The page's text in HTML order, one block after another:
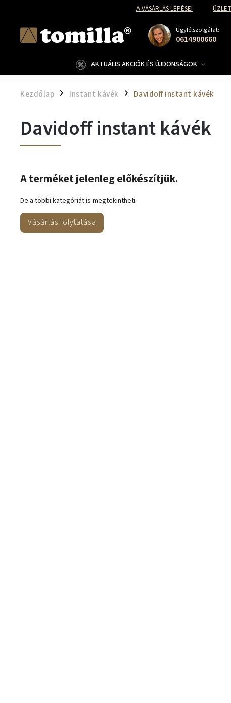
A VÁSÁRLÁS LÉPÉSEI
Ügyfélszolgálat:
0614900660
AKTUÁLIS AKCIÓK ÉS ÚJDONSÁGOK
Kezdőlap / Instant kávék / Davidoff instant kávék
Davidoff instant kávék
A terméket jelenleg előkészítjük.
De a többi kategóriát is megtekintheti.
Vásárlás folytatása